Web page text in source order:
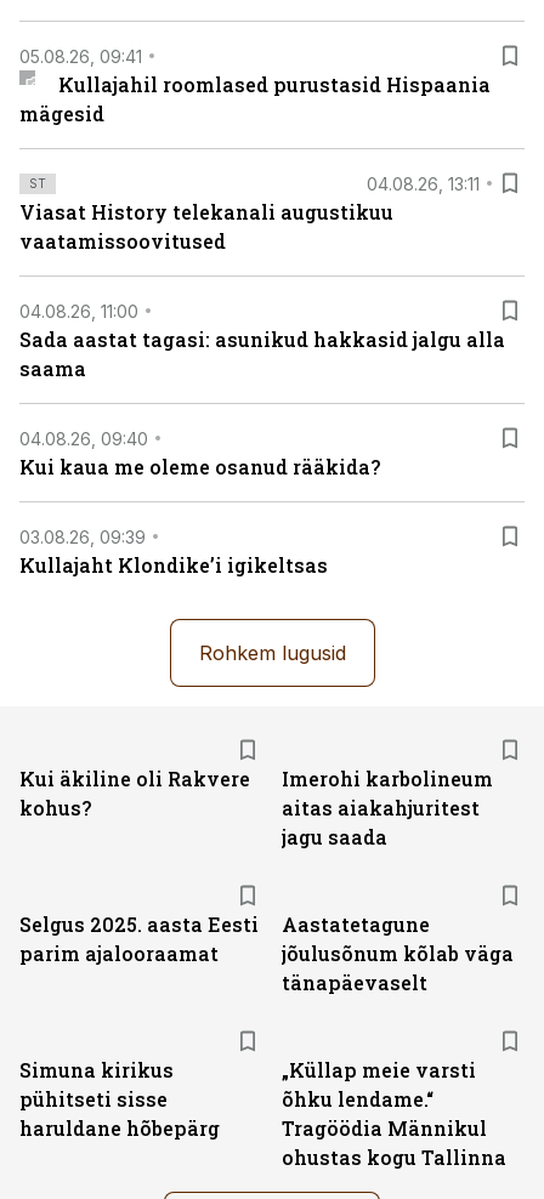
05.08.26, 09:41
Kullajahil roomlased purustasid Hispaania
mägesid
ST 04.08.26, 13:11
Viasat History telekanali augustikuu
vaatamissoovitused
04.08.26, 11:00
Sada aastat tagasi: asunikud hakkasid jalgu alla
saama
04.08.26, 09:40
Kui kaua me oleme osanud rääkida?
03.08.26, 09:39
Kullajaht Klondike’i igikeltsas
Rohkem lugusid
Kui äkiline oli Rakvere
kohus?
Imerohi karbolineum
aitas aiakahjuritest
jagu saada
Selgus 2025. aasta Eesti
parim ajalooraamat
Aastatetagune
jõulusõnum kõlab väga
tänapäevaselt
Simuna kirikus
pühitseti sisse
haruldane hõbepärg
„Küllap meie varsti
õhku lendame.“
Tragöödia Männikul
ohustas kogu Tallinna